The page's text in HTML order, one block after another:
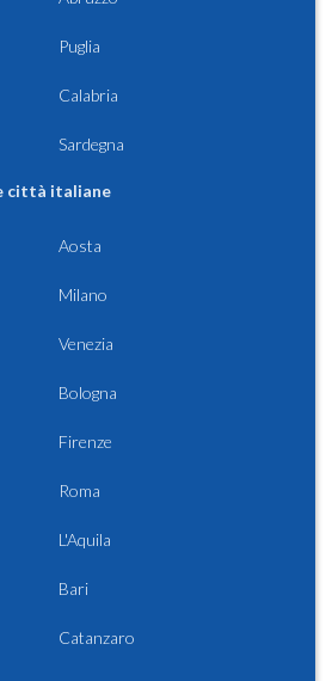
Puglia
Calabria
Sardegna
città italiane
Aosta
Milano
Venezia
Bologna
Firenze
Roma
L'Aquila
Bari
Catanzaro